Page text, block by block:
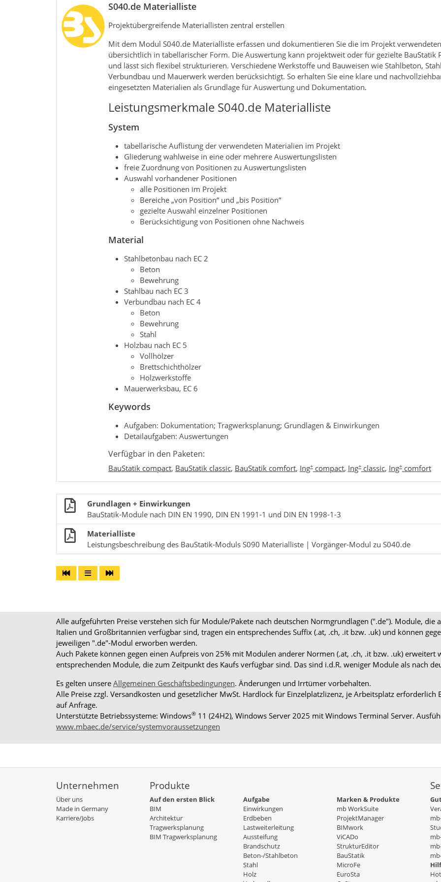
S040.de Materialliste
Projektübergreifende Materiallisten zentral erstellen
Mit dem Modul S040.de Materialliste erfassen und dokumentieren Sie die im Projekt verwendeten
übersichtlich in tabellarischer Form. Die Auswertung kann projektweit oder für gezielte BauStatik
und lässt sich flexibel strukturieren. Verschiedene Werkstoffe und Bauweisen wie Stahlbeton,
Verbundbau und Mauerwerk werden berücksichtigt. So erhalten Sie eine klare und
eingesetzten Materialien als Grundlage für Auswertung und Dokumentation.
Leistungsmerkmale S040.de Materialliste
System
tabellarische Auflistung der verwendeten Materialien im Projekt
Gliederung wahlweise in eine oder mehrere Auswertungslisten
freie Zuordnung von Positionen zu Auswertungslisten
Auswahl vorhandener Positionen
alle Positionen im Projekt
Bereiche „von Position“ und „bis Position“
gezielte Auswahl einzelner Positionen
Berücksichtigung von Positionen ohne Nachweis
Material
Stahlbetonbau nach EC 2
Beton
Bewehrung
Stahlbau nach EC 3
Verbundbau nach EC 4
Beton
Bewehrung
Stahl
Holzbau nach EC 5
Vollhölzer
Brettschichthölzer
Holzwerkstoffe
Mauerwerksbau, EC 6
Keywords
Aufgaben: Dokumentation; Tragwerksplanung; Grundlagen & Einwirkungen
Detailaufgaben: Auswertungen
Verfügbar in den Paketen:
BauStatik compact, BauStatik classic, BauStatik comfort, Ing+compact, Ing+classic, Ing+comfort
Grundlagen + Einwirkungen
BauStatik-Module nach DIN EN 1990, DIN EN 1991-1 und DIN EN 1998-1-3
Materialliste
Leistungsbeschreibung des BauStatik-Moduls S090 Materialliste | Vorgänger-Modul zu S040.de
Alle aufgeführten Preise verstehen sich für Module/Pakete nach deutschen Normgrundlagen (".de"). Module, die
Italien und Großbritannien verfügbar sind, tragen ein entsprechendes Suffix (.at, .ch, .it bzw. .uk) und können
jeweiligen ".de"-Modul erworben werden.
Auch Pakete können gegen einen Aufpreis von 25% mit Modulen anderer Normen (.at, .ch, .it bzw. .uk) erweitert
entsprechenden Module, die zum Zeitpunkt des Kaufs verfügbar sind. Das sind i.d.R. weniger Module als nach
Es gelten unsere Allgemeinen Geschäftsbedingungen. Änderungen und Irrtümer vorbehalten.
Alle Preise zzgl. Versandkosten und gesetzlicher MwSt. Hardlock für Einzelplatzlizenz, je Arbeitsplatz erforderlich
auf Anfrage.
Unterstützte Betriebssysteme: Windows® 11 (24H2), Windows Server 2025 mit Windows Terminal Server.
www.mbaec.de/service/systemvoraussetzungen
Unternehmen
Über uns
Made in Germany
Karriere/Jobs
Produkte
Auf den ersten Blick
BIM
Architektur
Tragwerksplanung
BIM Tragwerksplanung
Aufgabe
Einwirkungen
Erdbeben
Lastweiterleitung
Aussteifung
Brandschutz
Beton-/Stahlbeton
Stahl
Holz
Marken & Produkte
mb WorkSuite
ProjektManager
BIMwork
ViCADo
StrukturEditor
BauStatik
MicroFe
EuroSta